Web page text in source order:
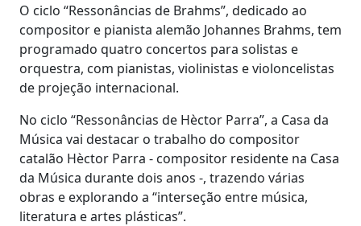
O ciclo “Ressonâncias de Brahms”, dedicado ao
compositor e pianista alemão Johannes Brahms, tem
programado quatro concertos para solistas e
orquestra, com pianistas, violinistas e violoncelistas
de projeção internacional.
No ciclo “Ressonâncias de Hèctor Parra”, a Casa da
Música vai destacar o trabalho do compositor
catalão Hèctor Parra - compositor residente na Casa
da Música durante dois anos -, trazendo várias
obras e explorando a “interseção entre música,
literatura e artes plásticas”.